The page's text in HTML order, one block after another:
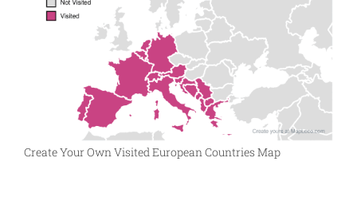
Create Your Own Visited European Countries Map